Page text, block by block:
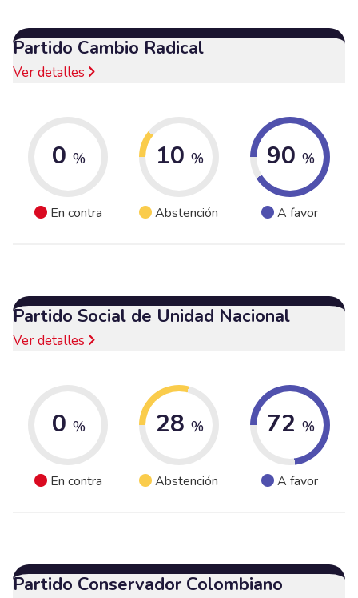
Partido Cambio Radical
Ver detalles
0 %
En contra
10 %
Abstención
90 %
A favor
Partido Social de Unidad Nacional
Ver detalles
0 %
En contra
28 %
Abstención
72 %
A favor
Partido Conservador Colombiano